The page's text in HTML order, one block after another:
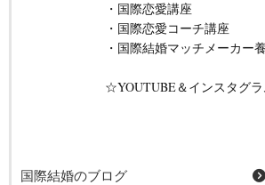
・国際恋愛講座
・国際恋愛コーチ講座
・国際結婚マッチメーカー
☆YOUTUBE＆インスタグ
国際結婚のブログ